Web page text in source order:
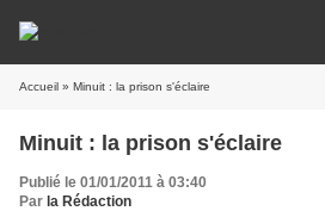
Accueil » Minuit : la prison s'éclaire
Minuit : la prison s'éclaire
Publié le 01/01/2011 à 03:40
Par la Rédaction